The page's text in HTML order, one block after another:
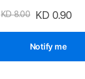
السعر
KD 0.90
KD 8.00
Notify me